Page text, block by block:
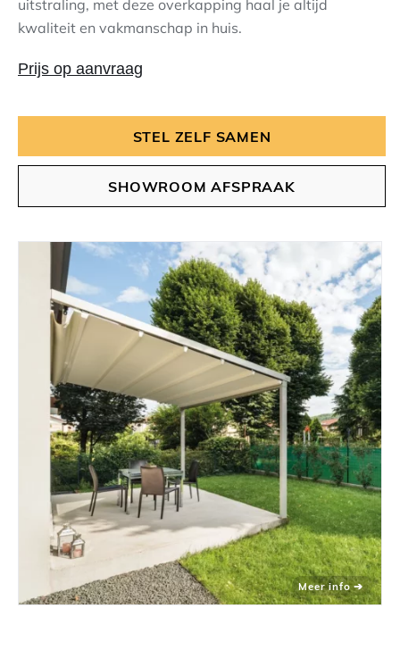
uitstraling, met deze overkapping haal je altijd
kwaliteit en vakmanschap in huis.
Prijs op aanvraag
STEL ZELF SAMEN
SHOWROOM AFSPRAAK